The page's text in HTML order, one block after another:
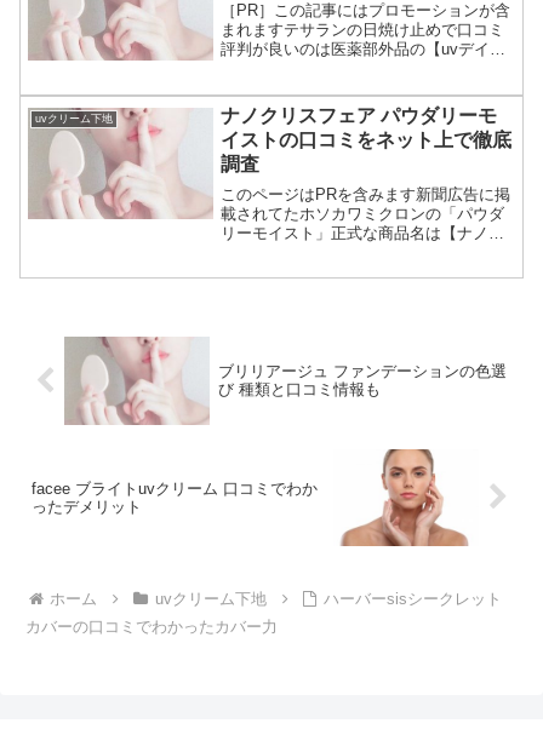
［PR］この記事にはプロモーションが含
まれますテサランの日焼け止めで口コミ
評判が良いのは医薬部外品の【uvデイリ
があるからです。この記事では、テサラ
ン日焼け止めの口コ...
uvクリーム下地
ナノクリスフェア パウダリーモ
イストの口コミをネット上で徹底
調査
このページはPRを含みます新聞広告に掲
載されてたホソカワミクロンの「パウダ
リーモイスト」正式な商品名は【ナノク
ブリリアージュ ファンデーションの色選
び 種類と口コミ情報も
facee ブライトuvクリーム 口コミでわか
ったデメリット
ホーム uvクリーム下地
ハーバーsisシークレット
カバーの口コミでわかったカバー力